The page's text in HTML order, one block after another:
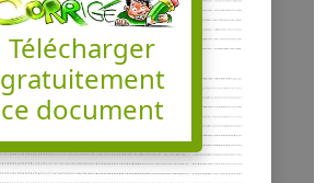
Télécharger
gratuitement
ce document